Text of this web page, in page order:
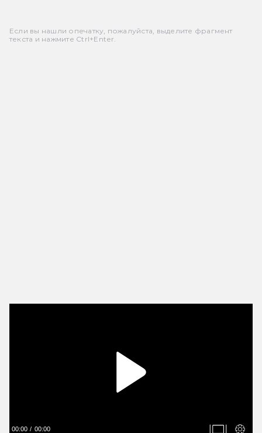
Если вы нашли опечатку, пожалуйста, выделите фрагмент
текста и нажмите Ctrl+Enter.
00:00 00:00